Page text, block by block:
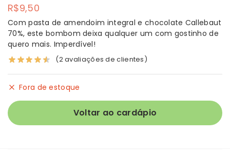
R$9,50
Com pasta de amendoim integral e chocolate Callebaut
70%, este bombom deixa qualquer um com gostinho de
quero mais. Imperdível!
(2avaliações de clientes)
Fora de estoque